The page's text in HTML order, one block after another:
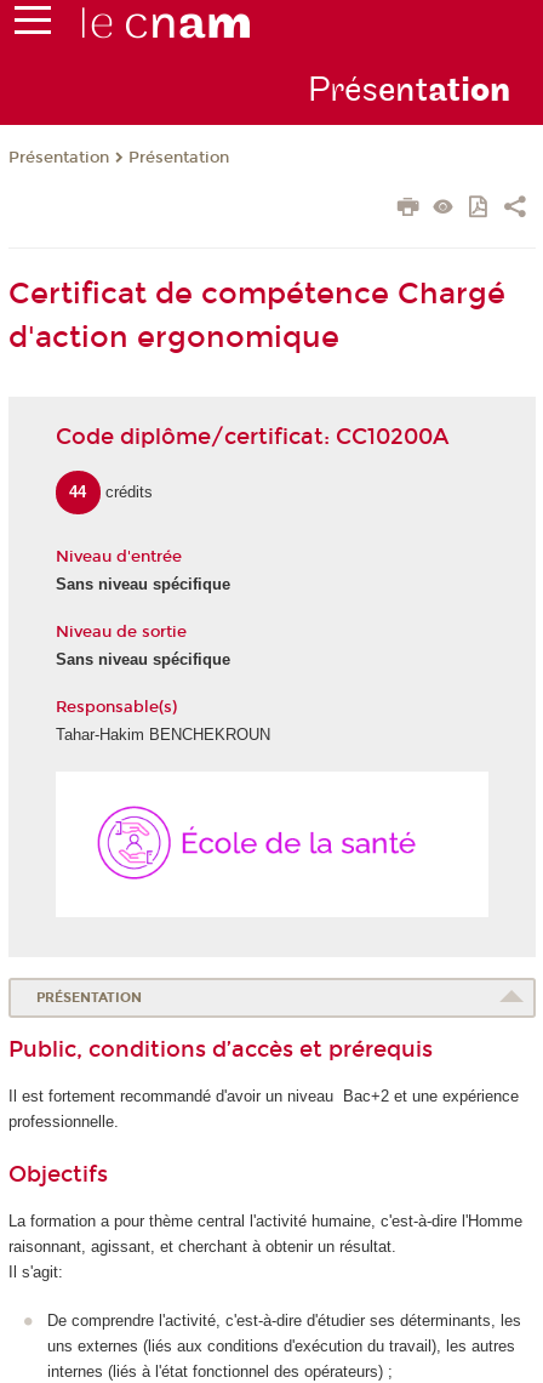
Présentation
Présentation Présentation
Certificat de compétence Chargé
d'action ergonomique
Code diplôme/certificat: CC10200A
44 crédits
Niveau d'entrée
Sans niveau spécifique
Niveau de sortie
Sans niveau spécifique
Responsable(s)
Tahar-Hakim BENCHEKROUN
PRÉSENTATION
Public, conditions d’accès et prérequis
Il est fortement recommandé d'avoir un niveau Bac+2 et une expérience
professionnelle.
Objectifs
La formation a pour thème central l'activité humaine, c'est-à-dire l'Homme
raisonnant, agissant, et cherchant à obtenir un résultat.
Il s'agit:
De comprendre l'activité, c'est-à-dire d'étudier ses déterminants, les
uns externes (liés aux conditions d'exécution du travail), les autres
internes (liés à l'état fonctionnel des opérateurs) ;